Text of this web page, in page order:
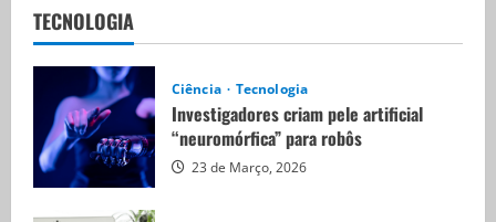
TECNOLOGIA
Ciência Tecnologia
Investigadores criam pele artificial
“neuromórfica” para robôs
23 de Março, 2026